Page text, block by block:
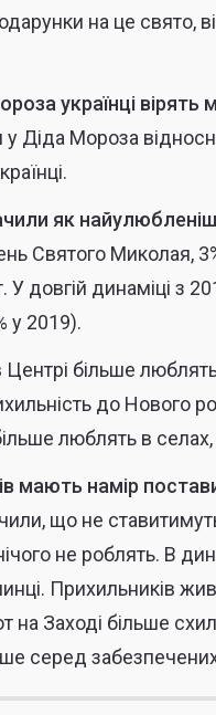
на це свято,
українці
у Діда Мороза
як
Святого Миколая,
У довгій динаміці з
у 2019).
Центрі більше
до Нового
люблять в селах,
мають намір
що не
не роблять. В
Прихильників
на Заході більше
серед